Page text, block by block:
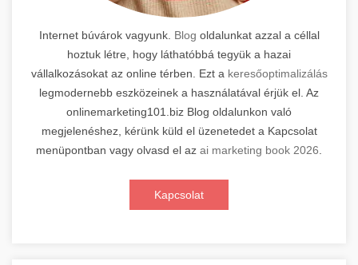
Internet búvárok vagyunk. Blog oldalunkat azzal a céllal
hoztuk létre, hogy láthatóbbá tegyük a hazai
vállalkozásokat az online térben. Ezt a keresőoptimalizálás
legmodernebb eszközeinek a használatával érjük el. Az
onlinemarketing101.biz Blog oldalunkon való
megjelenéshez, kérünk küld el üzenetedet a Kapcsolat
menüpontban vagy olvasd el az ai marketing book 2026
Kapcsolat